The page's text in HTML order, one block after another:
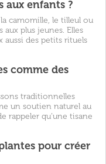
aux enfants ?
camomille, le tilleul ou
plus jeunes. Elles
des petits rituels
comme des
traditionnelles
un soutien naturel au
rappeler qu’une tisane
pour créer